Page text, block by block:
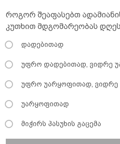
როგორ შეაფასებთ
კუთხით მდგომარეობას
დადებითად
უფრო დადებითად, ვიდრე
უფრო უარყოფითად, ვიდრე
უარყოფითად
მიჭირს პასუხის გაცემა